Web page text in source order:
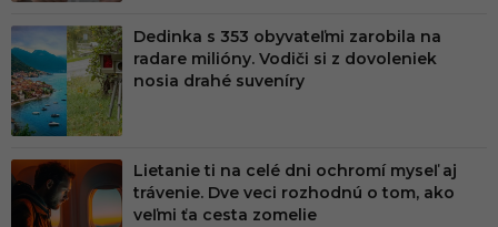
Dedinka s 353 obyvateľmi zarobila na
radare milióny. Vodiči si z dovoleniek
nosia drahé suveníry
Lietanie ti na celé dni ochromí myseľ aj
trávenie. Dve veci rozhodnú o tom, ako
veľmi ťa cesta zomelie